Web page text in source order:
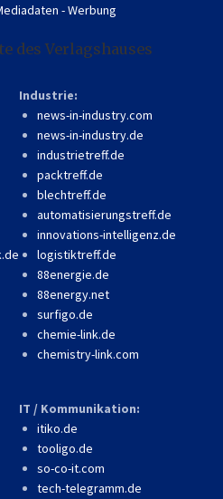
- Werbung
des Verlagshauses
Industrie:
news-in-industry.com
news-in-industry.de
industrietreff.de
packtreff.de
blechtreff.de
automatisierungstreff.de
innovations-intelligenz.de
logistiktreff.de
88energie.de
88energy.net
surfigo.de
chemie-link.de
chemistry-link.com
IT / Kommunikation:
itiko.de
tooligo.de
so-co-it.com
tech-telegramm.de